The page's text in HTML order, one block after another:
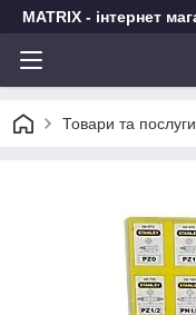
MATRIX - інтернет
Товари та послуги